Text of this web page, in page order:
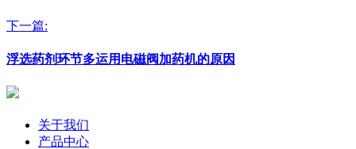
下一篇:
浮选药剂环节多运用电磁阀加药机的原因
关于我们
产品中心